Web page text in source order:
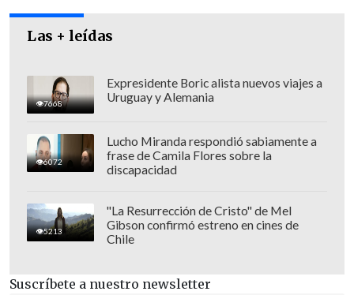
Las + leídas
7668
Expresidente Boric alista nuevos viajes a
Uruguay y Alemania
6072
Lucho Miranda respondió sabiamente a
frase de Camila Flores sobre la
discapacidad
5213
"La Resurrección de Cristo" de Mel
Gibson confirmó estreno en cines de
Chile
Suscríbete a nuestro newsletter